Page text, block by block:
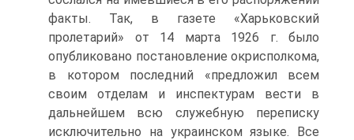
факты. Так, в газете «Харьковский
пролетарий» от 14 марта 1926 г. было
опубликовано постановление окрисполкома,
в котором последний «предложил всем
своим отделам и инспектурам вести в
дальнейшем всю служебную переписку
исключительно на украинском языке. Все